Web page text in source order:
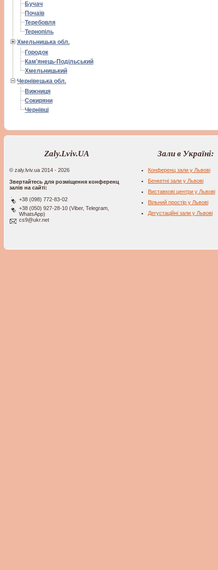
Бучач
Почаїв
Теребовля
Тернопіль
Хмельницька обл.
Городок
Кам'янець-Подільський
Хмельницький
Чернівецька обл.
Вижниця
Сокиряни
Чернівці
Zaly.Lviv.UA
© zaly.lviv.ua 2014 - 2026
Звертайтесь для розміщення конференц
залів на сайті:
+38 (098) 772-83-02
+38 (050) 927-28-10 (Viber, Telegram,
WhatsApp)
cs9@ukr.net
Зали в Україні:
Конференц зали у Львові
Бенкетні зали у Львові
Виставкові центри у Львові
Вільний простір у Львові
Дегустаційні зали у Львові